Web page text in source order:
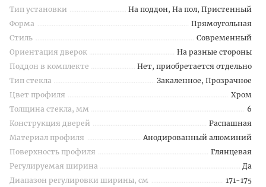
Тип установки
На поддон, На пол, Пристенный
Форма
Прямоугольная
Стиль
Современный
Ориентация дверок
На разные стороны
Поддон в комплекте
Нет, приобретается отдельно
Тип стекла
Закаленное, Прозрачное
Цвет профиля
Хром
Толщина стекла, мм
6
Конструкция дверей
Распашная
Материал профиля
Анодированный алюминий
Поверхность профиля
Глянцевая
Регулируемая ширина
Да
Диапазон регулировки ширины, см
171-175